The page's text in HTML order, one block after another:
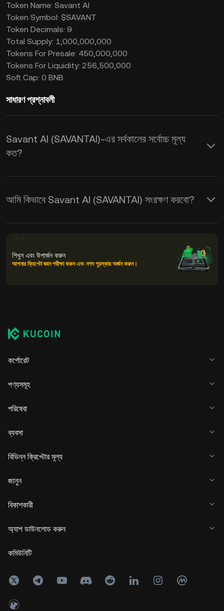
Token Name: Savant AI
Token Symbol: $SAVANT
Token Decimals: 9
Total Supply: 1,000,000,000
Tokens For Presale: 450,000,000
Tokens For Liquidity: 256,500,000
Soft Cap: 0 BNB
সাধারণ প্রশ্নাবলী
Savant AI (SAVANTAI)-এর সর্বকালের সর্বোচ্চ মূল্য
কত?
আমি কিভাবে Savant AI (SAVANTAI) সংরক্ষণ করবো?
শিখুন এবং উপার্জন করুন
আপনার ক্রিপ্টো জ্ঞান পরীক্ষা করুন এবং নগদ পুরস্কার অর্জন করুন।
কর্পোরেট
পণ্যসমূহ
পরিষেবা
ব্যবসা
বিভিন্ন ক্রিপ্টোর মূল্য
জানুন
বিকাশকারী
অ্যাপ ডাউনলোড করুন
কমিউনিটি